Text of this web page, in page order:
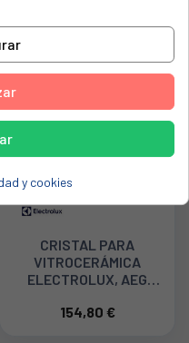
166,95 €
CRISTAL PARA
VITROCERÁMICA
ELECTROLUX, AEG
40ZN5023 3877426118
154,80 €
y cookies